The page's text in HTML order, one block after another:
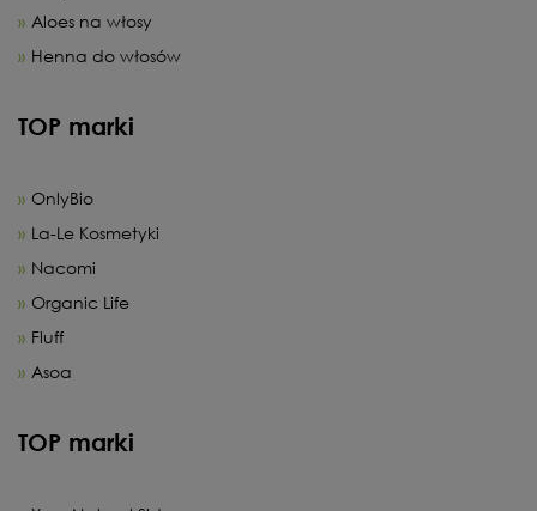
Aloes na włosy
Henna do włosów
TOP marki
OnlyBio
La-Le Kosmetyki
Nacomi
Organic Life
Fluff
Asoa
TOP marki